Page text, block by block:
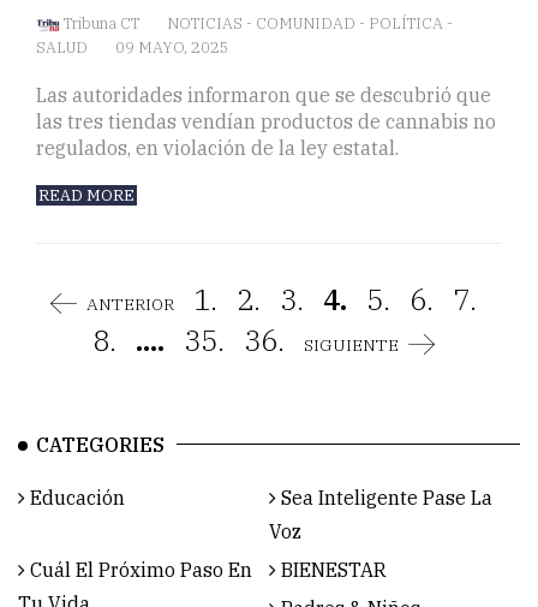
Tribuna CT NOTICIAS - COMUNIDAD - POLÍTICA -
SALUD
09 MAYO, 2025
Las autoridades informaron que se descubrió que
las tres tiendas vendían productos de cannabis no
regulados, en violación de la ley estatal.
READ MORE
ANTERIOR 1. 2. 3. 4. 5. 6.
7.
8. .... 35. 36. SIGUIENTE
CATEGORIES
Educación
Sea Inteligente Pase La
Voz
Cuál El Próximo Paso En
BIENESTAR